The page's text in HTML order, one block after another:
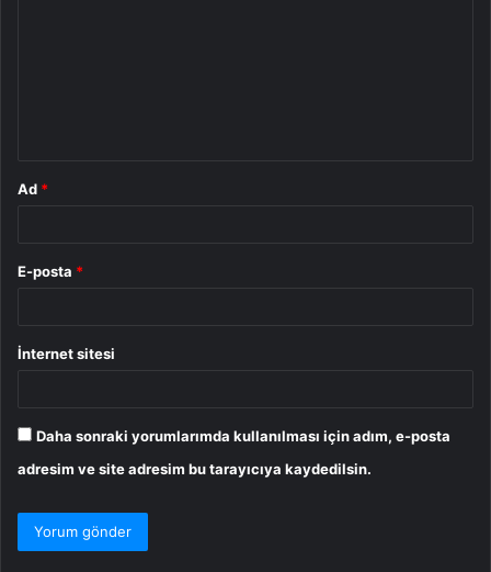
Ad *
E-posta *
İnternet sitesi
Daha sonraki yorumlarımda kullanılması için adım, e-posta
adresim ve site adresim bu tarayıcıya kaydedilsin.